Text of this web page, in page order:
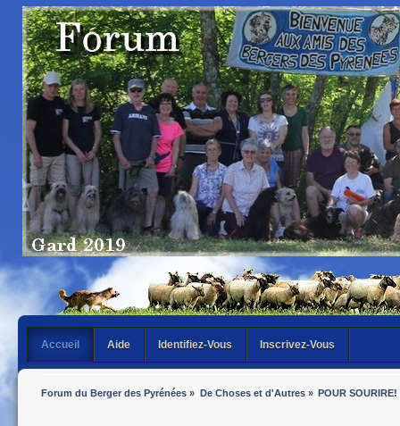
Accueil Aide Identifiez-Vous Inscrivez-Vous
Forum du Berger des Pyrénées » De Choses et d'Autres» POUR SOURIRE!